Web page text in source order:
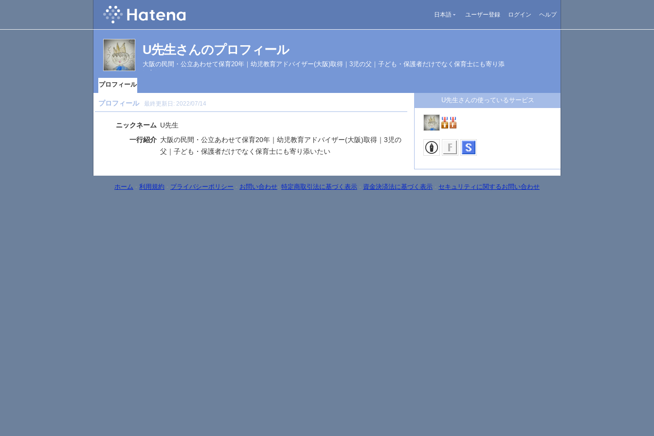
日本語 ユーザー登録 ログイン ヘルプ
U先生さんのプロフィール
大阪の民間・公立あわせて保育20年｜幼児教育アドバイザー(大阪)取得｜3児の父｜子ども・保護者だけでなく保育士にも寄り添
いたい
プロフィール
プロフィール 最終更新日: 2022/07/14
ニックネーム U先生
一行紹介 大阪の民間・公立あわせて保育20年｜幼児教育アドバイザー(大阪)取得｜3児の
父｜子ども・保護者だけでなく保育士にも寄り添いたい
U先生さんの使っているサービス
ホーム - 利用規約 - プライバシーポリシー - お問い合わせ- 特定商取引法に基づく表示 - 資金決済法に基づく表示 - セキュリティに関するお問い合わせ